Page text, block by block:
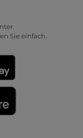
Sie einfach.